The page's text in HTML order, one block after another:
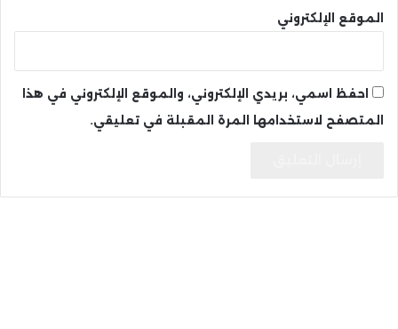
الموقع الإلكتروني
احفظ اسمي، بريدي الإلكتروني، والموقع الإلكتروني في هذا
المتصفح لاستخدامها المرة المقبلة في تعليقي.